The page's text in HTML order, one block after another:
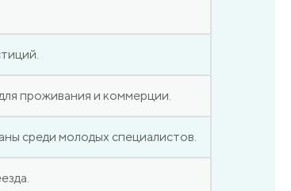
проживания и коммерции.
среди молодых специалистов.